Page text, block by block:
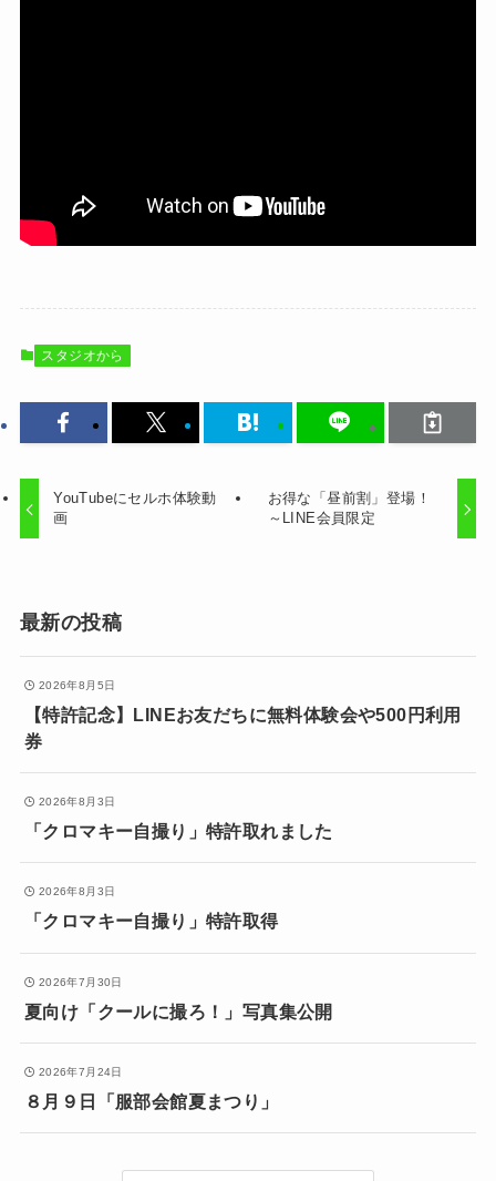
スタジオから
YouTubeにセルホ体験動
画
お得な「昼前割」登場！
～LINE会員限定
最新の投稿
2026年8月5日
【特許記念】LINEお友だちに無料体験会や500円利用
券
2026年8月3日
「クロマキー自撮り」特許取れました
2026年8月3日
「クロマキー自撮り」特許取得
2026年7月30日
夏向け「クールに撮ろ！」写真集公開
2026年7月24日
８月９日「服部会館夏まつり」